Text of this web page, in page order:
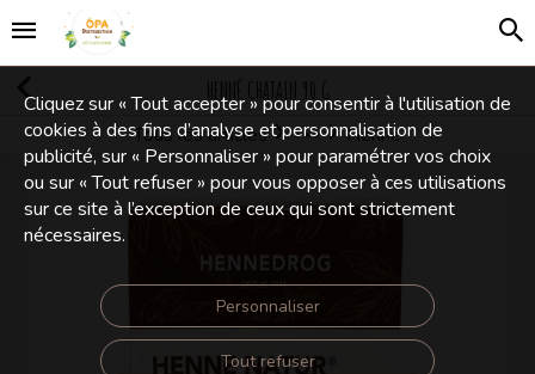
HENNÉ CHATAIN 90 G
Tous les articles
Produits divers
Henne
Cliquez sur « Tout accepter » pour consentir à l'utilisation de
cookies à des fins d’analyse et personnalisation de
publicité, sur « Personnaliser » pour paramétrer vos choix
ou sur « Tout refuser » pour vous opposer à ces utilisations
sur ce site à l’exception de ceux qui sont strictement
nécessaires.
Personnaliser
Tout refuser